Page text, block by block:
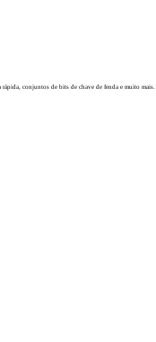
conjuntos de bits de chave de fenda e muito mais.